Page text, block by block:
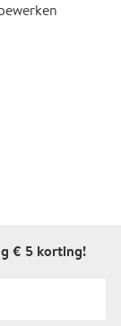
€ 5 korting!